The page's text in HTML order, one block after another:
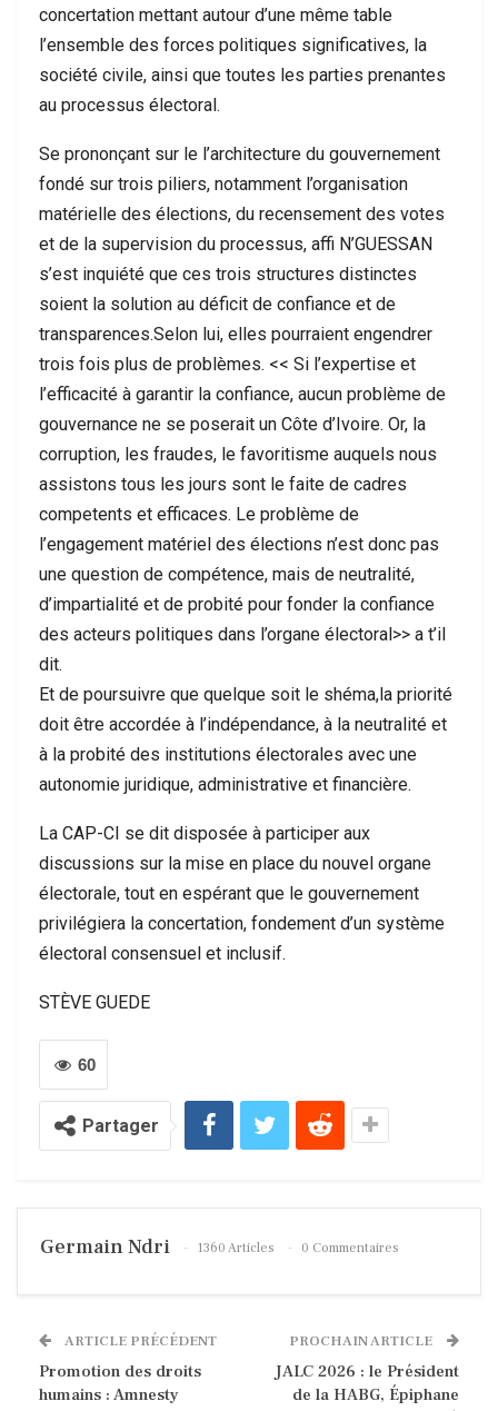
concertation mettant autour d’une même table
l’ensemble des forces politiques significatives, la
société civile, ainsi que toutes les parties prenantes
au processus électoral.
Se prononçant sur le l’architecture du gouvernement
fondé sur trois piliers, notamment l’organisation
matérielle des élections, du recensement des votes
et de la supervision du processus, affi N’GUESSAN
s’est inquiété que ces trois structures distinctes
soient la solution au déficit de confiance et de
transparences.Selon lui, elles pourraient engendrer
trois fois plus de problèmes. << Si l’expertise et
l’efficacité à garantir la confiance, aucun problème de
gouvernance ne se poserait un Côte d’Ivoire. Or, la
corruption, les fraudes, le favoritisme auquels nous
assistons tous les jours sont le faite de cadres
competents et efficaces. Le problème de
l’engagement matériel des élections n’est donc pas
une question de compétence, mais de neutralité,
d’impartialité et de probité pour fonder la confiance
des acteurs politiques dans l’organe électoral>> a t’il
dit.
Et de poursuivre que quelque soit le shéma,la priorité
doit être accordée à l’indépendance, à la neutralité et
à la probité des institutions électorales avec une
autonomie juridique, administrative et financière.
La CAP-CI se dit disposée à participer aux
discussions sur la mise en place du nouvel organe
électorale, tout en espérant que le gouvernement
privilégiera la concertation, fondement d’un système
électoral consensuel et inclusif.
STÈVE GUEDE
60
Partager
Germain Ndri 1360 Articles 0 Commentaires
ARTICLE PRÉCÉDENT
Promotion des droits
humains : Amnesty
PROCHAIN ARTICLE
JALC 2026 : le Président
de la HABG, Épiphane